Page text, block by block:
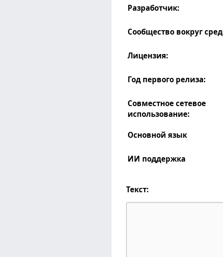
Разработчик:
Сообщество вокруг
Лицензия:
Год первого релиза:
Совместное сетевое
использование:
Основной язык
ИИ поддержка
Текст: